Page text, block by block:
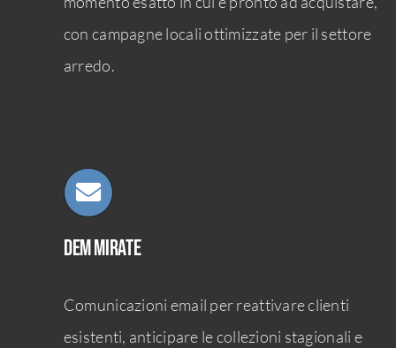
con campagne locali ottimizzate per il settore
arredo.
DEM mirate
Comunicazioni email per reattivare clienti
esistenti, anticipare le collezioni stagionali e